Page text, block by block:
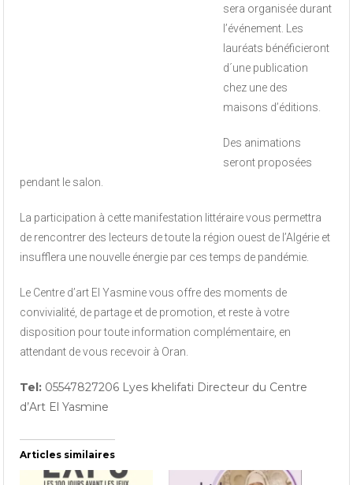
sera organisée durant
l’événement. Les
lauréats bénéficieront
d´une publication
chez une des
maisons d’éditions.
Des animations
seront proposées
pendant le salon.
La participation à cette manifestation littéraire vous permettra
de rencontrer des lecteurs de toute la région ouest de l’Algérie et
insufflera une nouvelle énergie par ces temps de pandémie.
Le Centre d’art El Yasmine vous offre des moments de
convivialité, de partage et de promotion, et reste à votre
disposition pour toute information complémentaire, en
attendant de vous recevoir à Oran.
Tel: 05547827206 Lyes khelifati Directeur du Centre
d’Art El Yasmine
Articles similaires